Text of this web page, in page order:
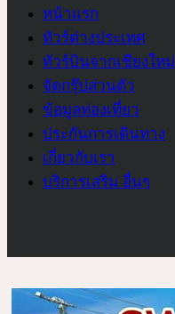
หน้าแรก
ทัวร์ต่างประเทศ
ทัวร์บินจากเชียงใหม่
จัดกรุ๊ปส่วนตัว
ข้อมูลท่องเที่ยว
ประกันการเดินทาง
เกี่ยวกับเรา
บริการเสริม อื่นๆ